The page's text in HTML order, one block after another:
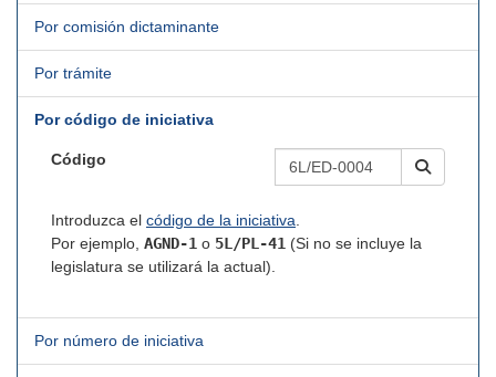
Por comisión dictaminante
Por trámite
Por código de iniciativa
Código
Introduzca el código de la iniciativa.
Por ejemplo, AGND-1 o 5L/PL-41 (Si no se incluye la
legislatura se utilizará la actual).
Por número de iniciativa